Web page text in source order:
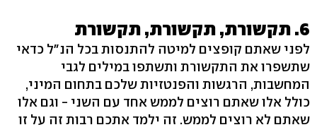
6. תקשורת, תקשורת, תקשורת
לפני שאתם קופצים למיטה להתנסות בכל הנ"ל כדאי
שתשפרו את התקשורת ותשתפו במילים לגבי
המחשבות, הרגשות והפנטזיות שלכם בתחום המיני,
כולל אלו שאתם רוצים לממש אחד עם השני - וגם אלו
שאתם לא רוצים לממש. זה ילמד אתכם רבות זה על זו